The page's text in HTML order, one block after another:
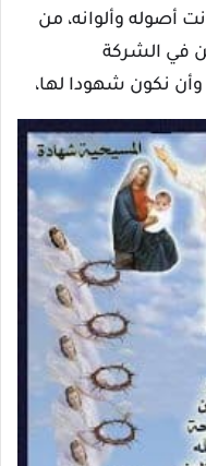
أصوله وألوانه، من
في الشركة
نكون شهودا لها،